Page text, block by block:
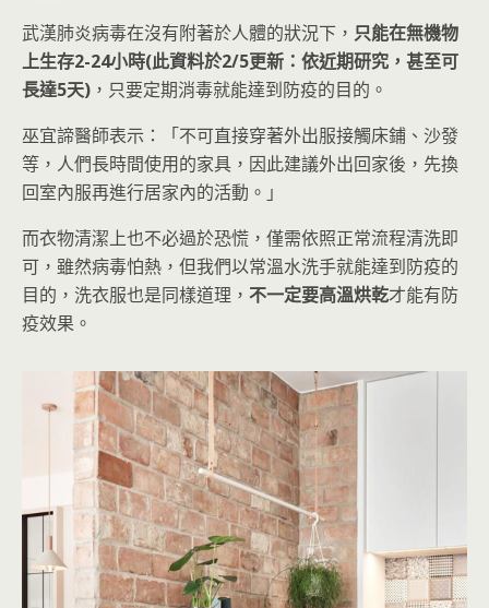
武漢肺炎病毒在沒有附著於人體的狀況下， 只能在無機物
上生存2-24小時(此資料於2/5更新：依近期研究，甚至可
長達5天) ，只要定期消毒就能達到防疫的目的。
巫宜諦醫師表示：「不可直接穿著外出服接觸床鋪、沙發
等，人們長時間使用的家具，因此建議外出回家後，先換
回室內服再進行居家內的活動。」
而衣物清潔上也不必過於恐慌，僅需依照正常流程清洗即
可，雖然病毒怕熱，但我們以常溫水洗手就能達到防疫的
目的，洗衣服也是同樣道理， 不一定要高溫烘乾才能有防
疫效果。